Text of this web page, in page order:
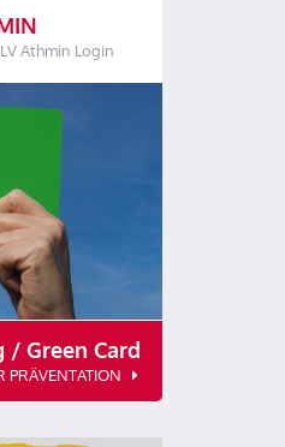
Athmin Login
/ Green Card
PRÄVENTATION